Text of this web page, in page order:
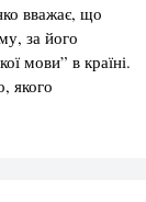
вважає, що
за його
мови” в країні.
якого
регіоні люди